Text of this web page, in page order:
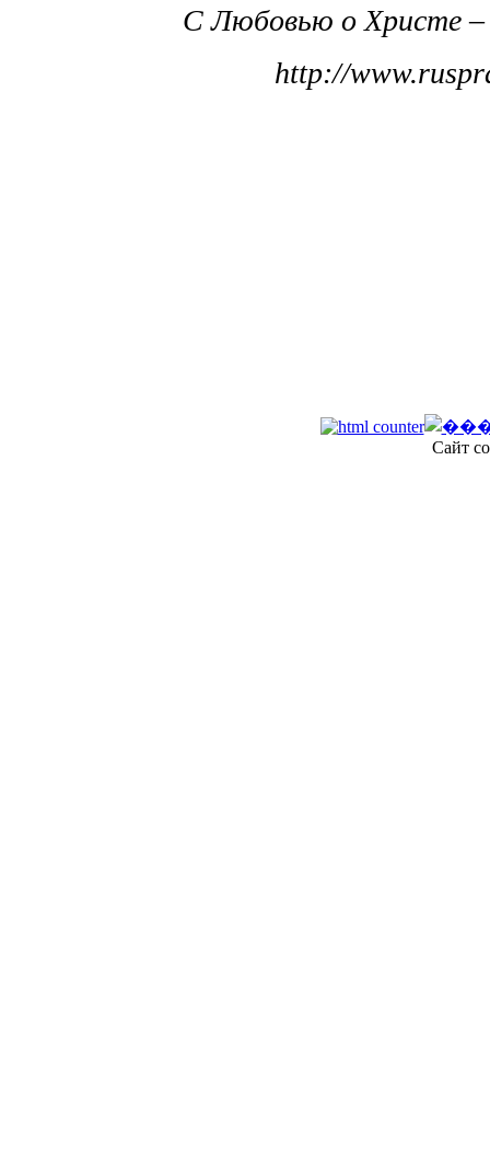
С Любовью о Христе
http://
Сайт